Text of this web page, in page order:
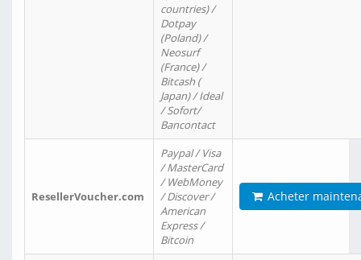
countries) /
Dotpay
(Poland) /
Neosurf
(France) /
Bitcash (
Japan) / Ideal
/ Sofort/
Bancontact
ResellerVoucher.com
Paypal / Visa
/ MasterCard
/ WebMoney
/ Discover /
American
Express /
Bitcoin
Acheter